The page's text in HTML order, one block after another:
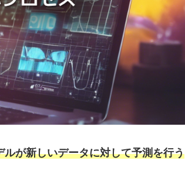
が新しいデータに対して予測を行う